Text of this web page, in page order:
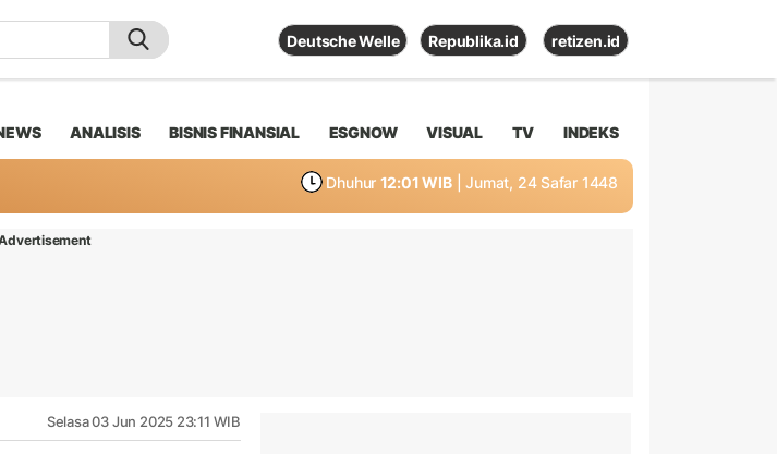
Deutsche Welle Republika.id retizen.id
ANALISIS BISNIS FINANSIAL ESGNOW VISUAL TV INDEKS
Dhuhur 12:01 WIB | Jumat, 24 Safar 1448
Selasa 03 Jun 2025 23:11 WIB